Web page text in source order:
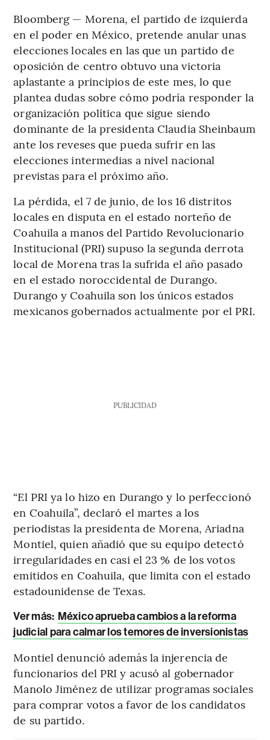
Bloomberg — Morena, el partido de izquierda
en el poder en México, pretende anular unas
elecciones locales en las que un partido de
oposición de centro obtuvo una victoria
aplastante a principios de este mes, lo que
plantea dudas sobre cómo podría responder la
organización política que sigue siendo
dominante de la presidenta Claudia Sheinbaum
ante los reveses que pueda sufrir en las
elecciones intermedias a nivel nacional
previstas para el próximo año.
La pérdida, el 7 de junio, de los 16 distritos
locales en disputa en el estado norteño de
Coahuila a manos del Partido Revolucionario
Institucional (PRI) supuso la segunda derrota
local de Morena tras la sufrida el año pasado
en el estado noroccidental de Durango.
Durango y Coahuila son los únicos estados
mexicanos gobernados actualmente por el PRI.
PUBLICIDAD
“El PRI ya lo hizo en Durango y lo perfeccionó
en Coahuila”, declaró el martes a los
periodistas la presidenta de Morena, Ariadna
Montiel, quien añadió que su equipo detectó
irregularidades en casi el 23 % de los votos
emitidos en Coahuila, que limita con el estado
estadounidense de Texas.
Ver más: México aprueba cambios a la reforma
judicial para calmar los temores de inversionistas
Montiel denunció además la injerencia de
funcionarios del PRI y acusó al gobernador
Manolo Jiménez de utilizar programas sociales
para comprar votos a favor de los candidatos
de su partido.